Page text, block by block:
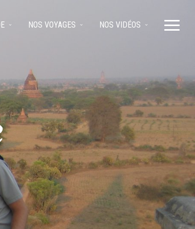
NOS VOYAGES NOS VIDÉOS